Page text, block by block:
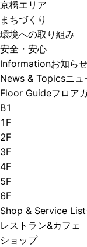
京橋エリア
まちづくり
環境への取り組み
安全・安心
Informationお知ら
News & Topicsニュ
Floor Guideフロア
B1
1F
2F
3F
4F
5F
6F
Shop & Service List
レストラン&カフェ
ショップ